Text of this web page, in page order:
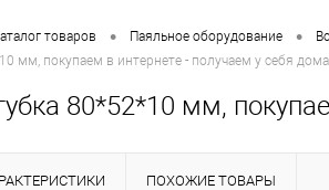
товаров • Паяльное оборудование •
мм, покупаем в интернете - получаем у себя
80*52*10 мм,
ПОХОЖИЕ ТОВАРЫ